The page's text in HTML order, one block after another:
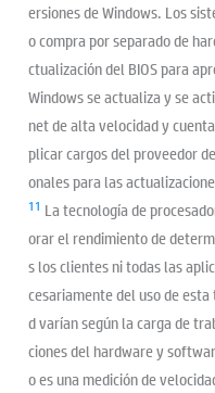
ersiones de Windows. Los
o compra por separado de
ctualización del BIOS para
Windows se actualiza y se
net de alta velocidad y
plicar cargos del proveedor
onales para las
11 La tecnología de
orar el rendimiento de
s los clientes ni todas las
cesariamente del uso de
d varían según la carga de
ciones del hardware y
o es una medición de